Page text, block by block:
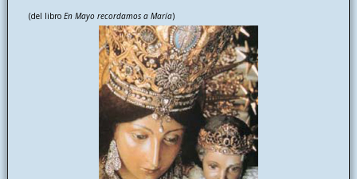
(del libro En Mayo recordamos a María)